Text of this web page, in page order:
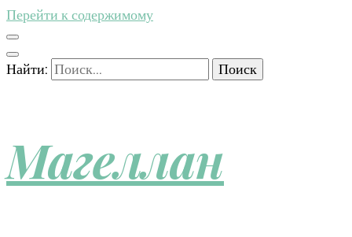
Перейти к содержимому
Найти:
Магеллан